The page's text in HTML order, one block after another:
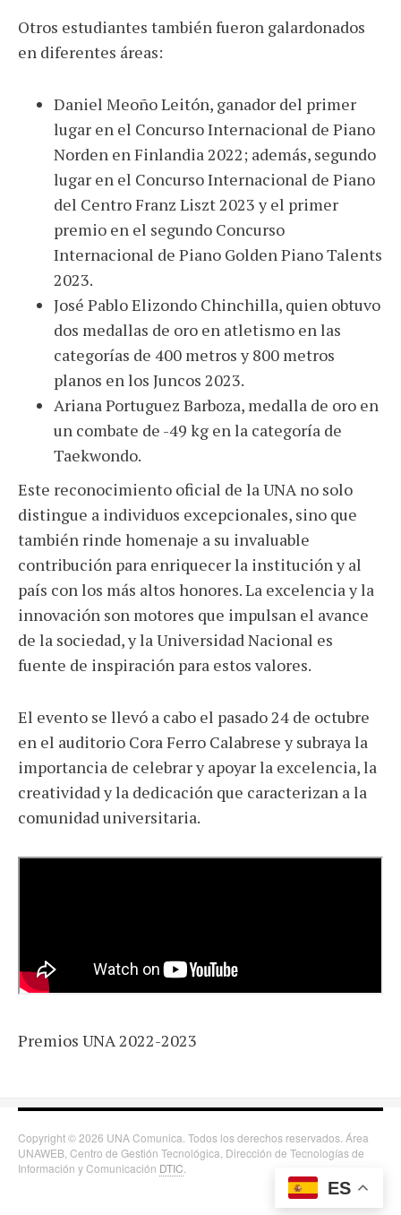
Otros estudiantes también fueron galardonados
en diferentes áreas:
Daniel Meoño Leitón, ganador del primer
lugar en el Concurso Internacional de Piano
Norden en Finlandia 2022; además, segundo
lugar en el Concurso Internacional de Piano
del Centro Franz Liszt 2023 y el primer
premio en el segundo Concurso
Internacional de Piano Golden Piano Talents
2023.
José Pablo Elizondo Chinchilla, quien obtuvo
dos medallas de oro en atletismo en las
categorías de 400 metros y 800 metros
planos en los Juncos 2023.
Ariana Portuguez Barboza, medalla de oro en
un combate de -49 kg en la categoría de
Taekwondo.
Este reconocimiento oficial de la UNA no solo
distingue a individuos excepcionales, sino que
también rinde homenaje a su invaluable
contribución para enriquecer la institución y al
país con los más altos honores. La excelencia y la
innovación son motores que impulsan el avance
de la sociedad, y la Universidad Nacional es
fuente de inspiración para estos valores.
El evento se llevó a cabo el pasado 24 de octubre
en el auditorio Cora Ferro Calabrese y subraya la
importancia de celebrar y apoyar la excelencia, la
creatividad y la dedicación que caracterizan a la
comunidad universitaria.
Premios UNA 2022-2023
ES
Copyright © 2026 UNA Comunica. Todos los derechos reservados. Área
UNAWEB, Centro de Gestión Tecnológica, Dirección de Tecnologías de
Información y Comunicación DTIC